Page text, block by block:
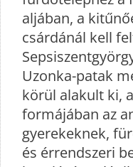
aljában, a
csárdánál kell
Uzonka-patak
körül alakult ki,
formájában az
gyerekeknek,
és érrendszeri